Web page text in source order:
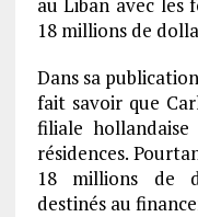
18 millions de
Dans sa
fait savoir que
filiale
résidences.
18 millions de
destinés au